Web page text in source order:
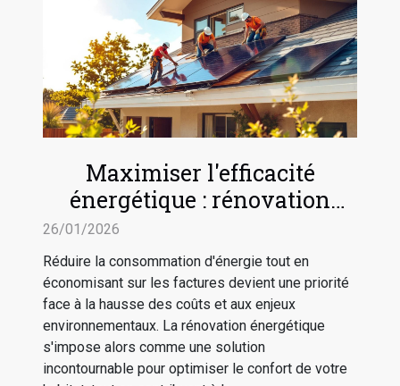
Maximiser l'efficacité
énergétique : rénovation
pour réduire les coûts
26/01/2026
Réduire la consommation d'énergie tout en
économisant sur les factures devient une priorité
face à la hausse des coûts et aux enjeux
environnementaux. La rénovation énergétique
s'impose alors comme une solution
incontournable pour optimiser le confort de votre